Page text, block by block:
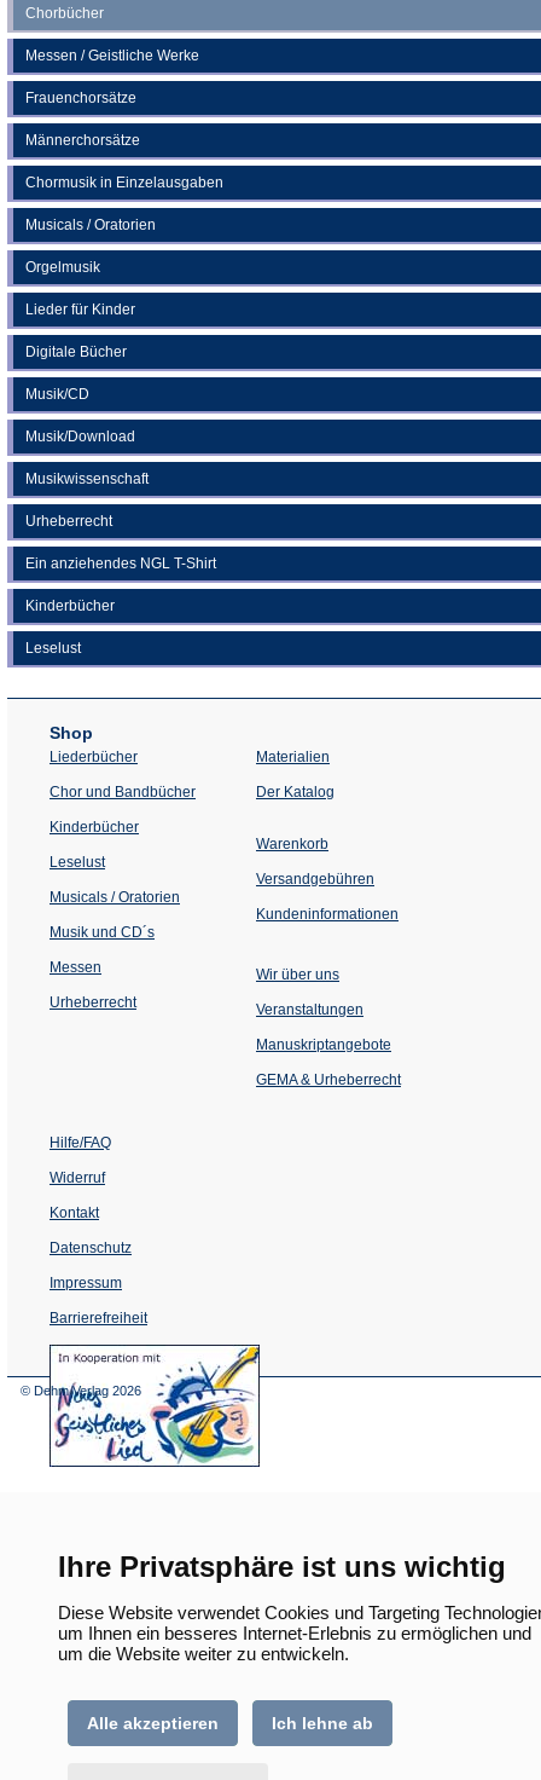
Ihre Privatsphäre ist uns wichtig
Diese Website verwendet Cookies und Targeting
um Ihnen ein besseres Internet-Erlebnis zu ermöglichen und
um die Website weiter zu entwickeln.
Alle akzeptieren Ich lehne ab
Chorbücher
Messen / Geistliche Werke
Frauenchorsätze
Männerchorsätze
Chormusik in Einzelausgaben
Musicals / Oratorien
Orgelmusik
Lieder für Kinder
Digitale Bücher
Musik/CD
Musik/Download
Musikwissenschaft
Urheberrecht
Ein anziehendes NGL T-Shirt
Kinderbücher
Leselust
Shop
Liederbücher
Chor und Bandbücher
Kinderbücher
Leselust
Musicals / Oratorien
Musik und CD´s
Messen
Urheberrecht
Materialien
Der Katalog
Warenkorb
Versandgebühren
Kundeninformationen
Wir über uns
Veranstaltungen
einem
Tab)
Manuskriptangebote
GEMA & Urheberrecht
Hilfe/FAQ
Widerruf
Kontakt
Datenschutz
Impressum
Barrierefreiheit
(Öffnet
in
© Dehm Verlag 2026